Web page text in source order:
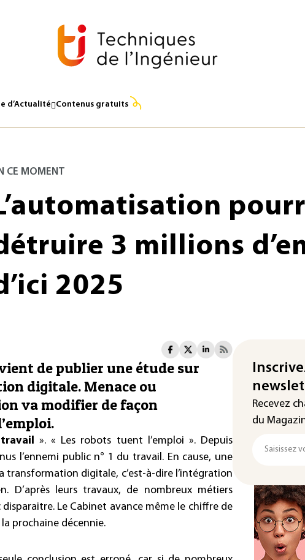
d’Actualité Contenus gratuits
CE MOMENT
3 millions
2025
de publier une étude sur
digitale. Menace ou
va modifier de façon
travail». « Les robots tuent l’emploi ». Depuis
l’ennemi public n° 1 du travail. En cause, une
transformation digitale, c’est-à-dire l’intégration
D’après leurs travaux, de nombreux métiers
Le Cabinet avance même le chiffre de
prochaine décennie.
Recevez
du